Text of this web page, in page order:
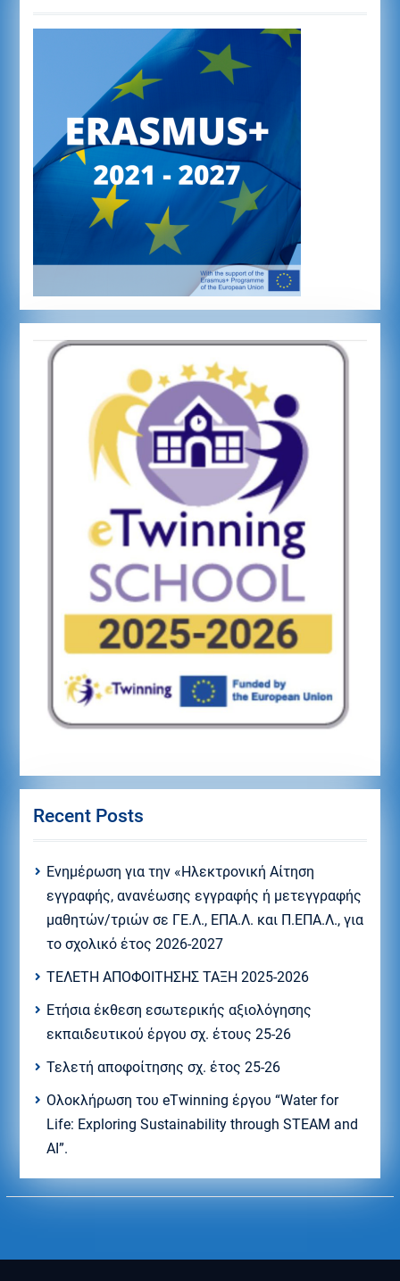
Recent Posts
Eνημέρωση για την «Ηλεκτρονική Αίτηση
εγγραφής, ανανέωσης εγγραφής ή μετεγγραφής
μαθητών/τριών σε ΓΕ.Λ., ΕΠΑ.Λ. και Π.ΕΠΑ.Λ., για
το σχολικό έτος 2026-2027
ΤΕΛΕΤΗ ΑΠΟΦΟΙΤΗΣΗΣ ΤΑΞΗ 2025-2026
Ετήσια έκθεση εσωτερικής αξιολόγησης
εκπαιδευτικού έργου σχ. έτους 25-26
Τελετή αποφοίτησης σχ. έτος 25-26
Ολοκλήρωση του eTwinning έργου “Water for
Life: Exploring Sustainability through STEAM and
AI”.